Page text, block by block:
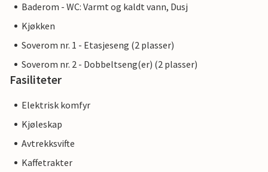
Baderom - WC: Varmt og kaldt vann, Dusj
Kjøkken
Soverom nr. 1 - Etasjeseng (2 plasser)
Soverom nr. 2 - Dobbeltseng(er) (2 plasser)
Fasiliteter
Elektrisk komfyr
Kjøleskap
Avtrekksvifte
Kaffetrakter